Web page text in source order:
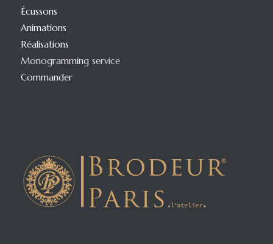
Écussons
Animations
Réalisations
Monogramming service
Commander